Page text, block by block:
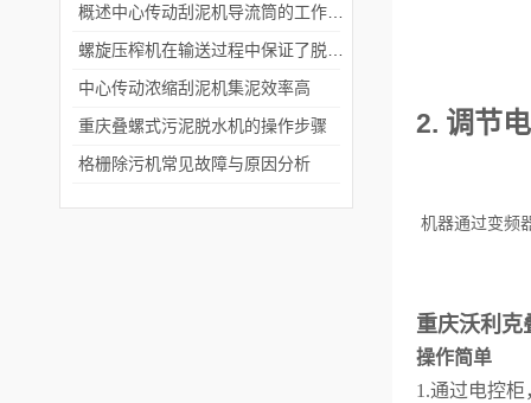
2. 调节
机器通过变频
重庆沃利克
操作简单
1.通过电控柜
中心传动浓缩刮泥机集泥效率高
重庆叠螺式污泥脱水机的操作步骤
格栅除污机常见故障与原因分析